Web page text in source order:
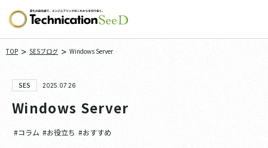
TOP > SESブログ > Windows Server
SES 2025.07.26
Windows Server
#コラム #お役立ち #おすすめ